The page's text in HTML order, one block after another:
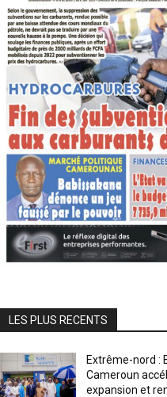
LES PLUS RECENTS
Extrême-nord :
Cameroun
expansion et